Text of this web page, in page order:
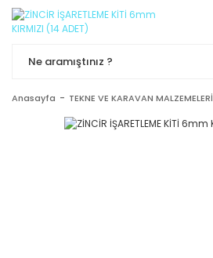
Anasayfa TEKNE VE KARAVAN MALZEMELERİ